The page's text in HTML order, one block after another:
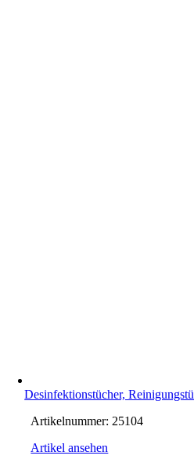
Desinfektionstücher,
Artikelnummer: 25104
Artikel ansehen